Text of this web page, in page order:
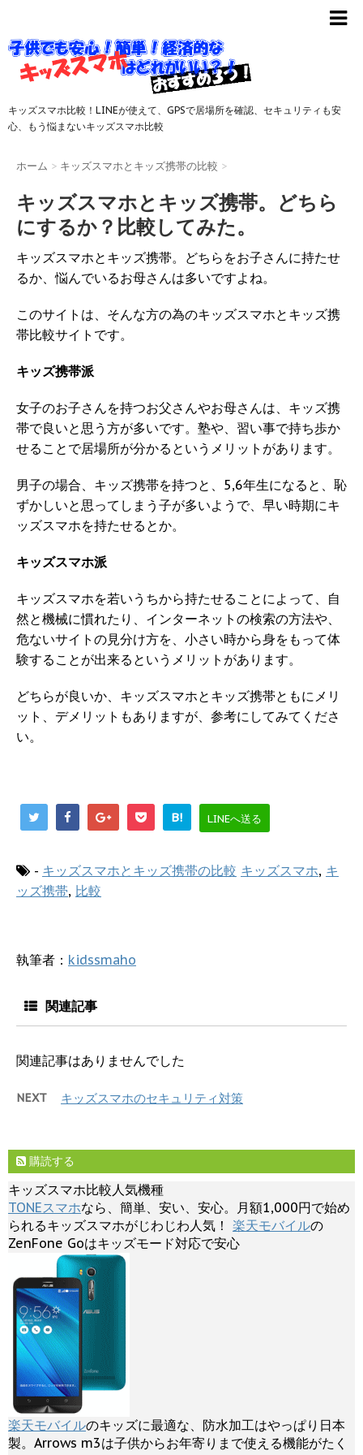
キッズスマホ比較！LINEが使えて、GPSで居場所を確認、セキュリティも安
心、もう悩まないキッズスマホ比較
ホーム > キッズスマホとキッズ携帯の比較 >
キッズスマホとキッズ携帯。どちら
にするか？比較してみた。
キッズスマホとキッズ携帯。どちらをお子さんに持たせ
るか、悩んでいるお母さんは多いですよね。
このサイトは、そんな方の為のキッズスマホとキッズ携
帯比較サイトです。
キッズ携帯派
女子のお子さんを持つお父さんやお母さんは、キッズ携
帯で良いと思う方が多いです。塾や、習い事で持ち歩か
せることで居場所が分かるというメリットがあります。
男子の場合、キッズ携帯を持つと、5,6年生になると、恥
ずかしいと思ってしまう子が多いようで、早い時期にキ
ッズスマホを持たせるとか。
キッズスマホ派
キッズスマホを若いうちから持たせることによって、自
然と機械に慣れたり、インターネットの検索の方法や、
危ないサイトの見分け方を、小さい時から身をもって体
験することが出来るというメリットがあります。
どちらが良いか、キッズスマホとキッズ携帯ともにメリ
ット、デメリットもありますが、参考にしてみてくださ
い。
B! LINEへ送る
- キッズスマホとキッズ携帯の比較 キッズスマホ, キ
ッズ携帯, 比較
執筆者： kidssmaho
関連記事
関連記事はありませんでした
NEXT キッズスマホのセキュリティ対策
購読する
キッズスマホ比較人気機種
TONEスマホなら、簡単、安い、安心。月額1,000円で始め
られるキッズスマホがじわじわ人気！ 楽天モバイルの
ZenFone Goはキッズモード対応で安心
楽天モバイルのキッズに最適な、防水加工はやっぱり日本
製。Arrows m3は子供からお年寄りまで使える機能がたく